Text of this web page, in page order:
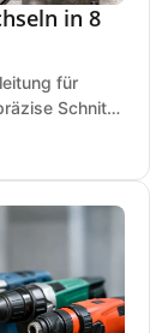
in 8
für
Schnitte